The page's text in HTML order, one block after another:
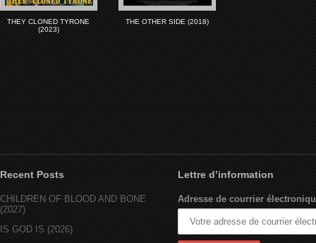
THEY CLONED TYRONE
(2023)
THE OTHER SIDE (2018)
Recent Posts
CHILDREN OF BLOOD AND BONE
(2027)
IS GOD IS (2026)
Lettre d’information
Adresse de courrier